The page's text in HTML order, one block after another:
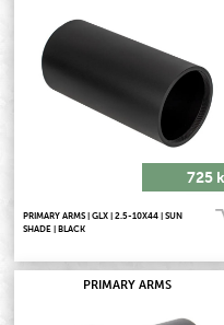
725
PRIMARY ARMS | GLX | 2.5-10X44 | SUN
SHADE | BLACK
PRIMARY ARMS